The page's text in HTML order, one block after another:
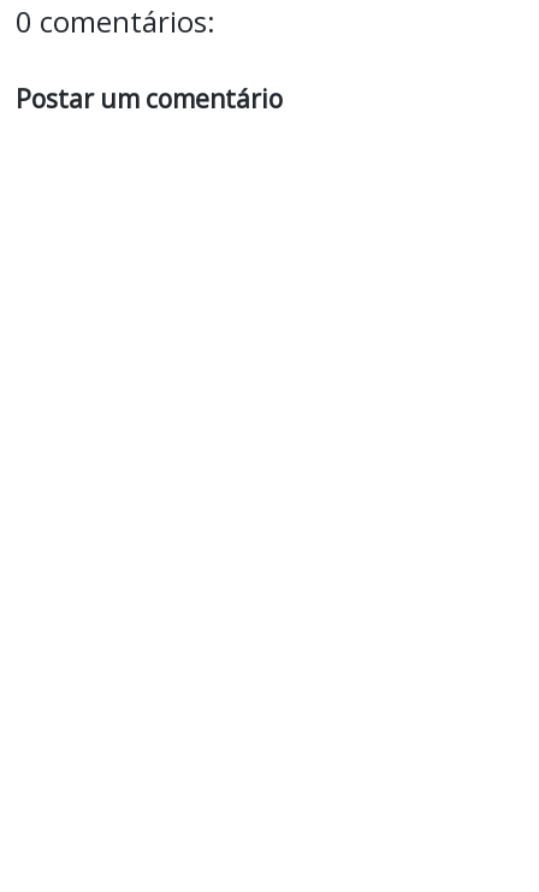
0 comentários:
Postar um comentário